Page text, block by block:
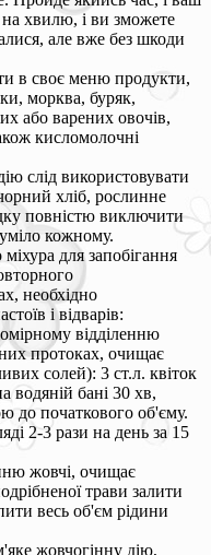
хвилю, і ви зможете
але вже без шкоди
в своє меню продукти,
морква, буряк,
або варених овочів,
кисломолочні
слід використовувати
хліб, рослинне
повністю виключити
кожному.
для запобігання
необхідно
і відварів:
відділенню
протоках, очищає
солей): 3 ст.л. квіток
водяній бані 30 хв,
до початкового об'єму.
2-3 рази на день за 15
жовчі, очищає
трави залити
весь об'єм рідини
жовчогінну дію,